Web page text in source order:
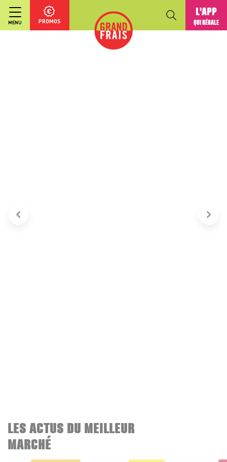
MENU PROMOS
L'APP
QUI RÉGALE
LES ACTUS DU MEILLEUR
MARCHÉ